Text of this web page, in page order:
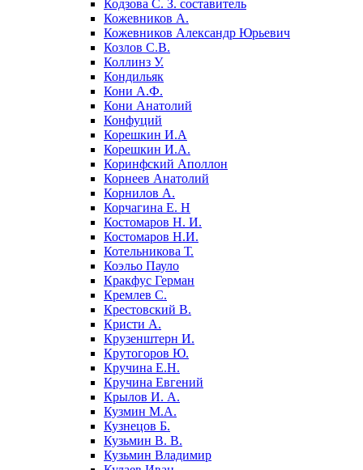
Кодзова С. З. составитель
Кожевников А.
Кожевников Александр Юрьевич
Козлов С.В.
Коллинз У.
Кондильяк
Кони А.Ф.
Кони Анатолий
Конфуций
Корешкин И.А
Корешкин И.А.
Коринфский Аполлон
Корнеев Анатолий
Корнилов А.
Корчагина Е. Н
Костомаров Н. И.
Костомаров Н.И.
Котельникова Т.
Коэльо Пауло
Кракфус Герман
Кремлев С.
Крестовский В.
Кристи А.
Крузенштерн И.
Крутогоров Ю.
Кручина Е.Н.
Кручина Евгений
Крылов И. А.
Кузмин М.А.
Кузнецов Б.
Кузьмин В. В.
Кузьмин Владимир